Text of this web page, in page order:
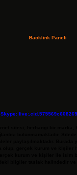
Skype: